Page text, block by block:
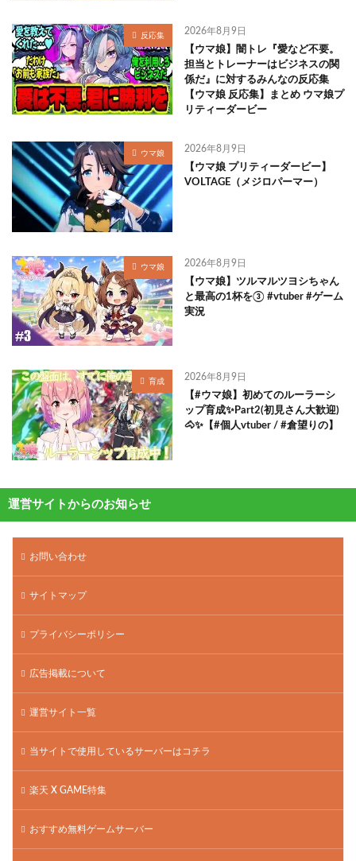
反応集 2026年8月9日
【ウマ娘】闇トレ『愛など不要。
担当とトレーナーはビジネスの関
係だ』に対するみんなの反応集
【ウマ娘 反応集】まとめ ウマ娘プ
リティーダービー
ウマ娘 2026年8月9日
【ウマ娘 プリティーダービー】
VOLTAGE（メジロパーマー）
ウマ娘 2026年8月9日
【ウマ娘】ツルマルツヨシちゃん
と最高の1杯を③ #vtuber #ゲーム
実況
育成 2026年8月9日
【#ウマ娘】初めてのルーラーシ
ップ育成✨Part2(初見さん大歓迎)
🐴✨【#個人vtuber / #倉望りの】
運営サイトからのお知らせ
お問い合わせ
サイトマップ
プライバシーポリシー
広告掲載について
運営サイト一覧
当サイトで使用しているサーバーはコチラ
楽天 X GAME特集
おすすめ無料ゲームサーバー